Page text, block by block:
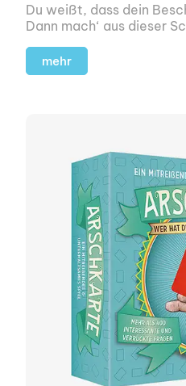
Du weißt, dass dein
Dann mach‘ aus dieser
mehr